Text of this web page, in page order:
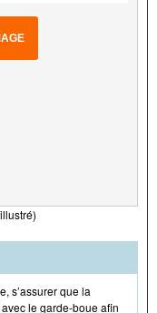
s’assurer que la
le garde-boue afin